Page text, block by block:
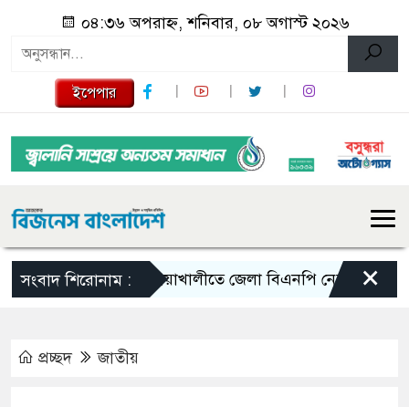
০৪:৩৬ অপরাহ্ন, শনিবার, ০৮ অগাস্ট ২০২৬
ইপেপার
সংবাদ শিরোনাম :নোয়াখালীতে জেলা বিএনপি নেতাকে লক্ষ্য করে
×
প্রচ্ছদ জাতীয়